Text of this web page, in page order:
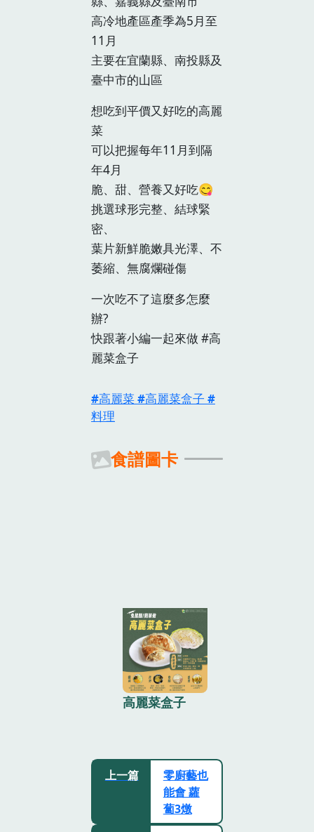
高冷地產區產季為5月至
11月
主要在宜蘭縣、南投縣及
臺中市的山區
想吃到平價又好吃的高麗
菜
可以把握每年11月到隔
年4月
脆、甜、營養又好吃😋
挑選球形完整、結球緊
密、
葉片新鮮脆嫩具光澤、不
萎縮、無腐爛碰傷
一次吃不了這麼多怎麼
辦?
快跟著小編一起來做 #高
麗菜盒子
高麗菜
高麗菜盒子
料理
食譜圖卡
高麗菜盒子
上一篇
零廚藝也
能會 蘿
蔔3燉